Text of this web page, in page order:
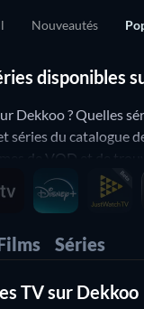
Nouveautés
disponibles
Dekkoo ? Quelles
séries du
de VOD et de
Séries
TV sur Dekkoo